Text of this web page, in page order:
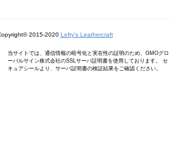
2015-2020 Lefty's Leathercraft
当サイトでは、通信情報の暗号化と実在性の証明のため、GMOグロ
ーバルサイン株式会社のSSLサーバ証明書を使用しております。 セ
キュアシールより、サーバ証明書の検証結果をご確認ください。